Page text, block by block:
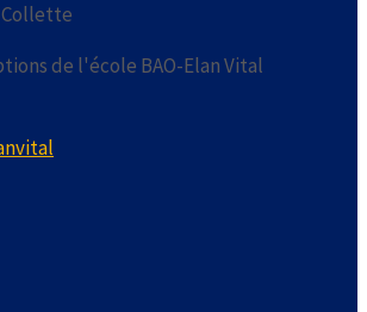
Collette
de l'école BAO-Elan Vital